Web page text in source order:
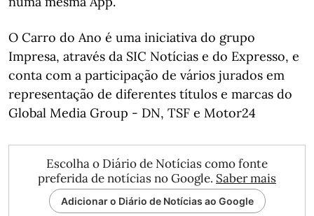
O Carro do Ano é uma iniciativa do grupo
Impresa, através da SIC Notícias e do Expresso, e
conta com a participação de vários jurados em
representação de diferentes títulos e marcas do
Global Media Group - DN, TSF e Motor24
Escolha o Diário de Notícias como fonte
preferida de notícias no Google. Saber mais
Adicionar o Diário de Notícias ao Google